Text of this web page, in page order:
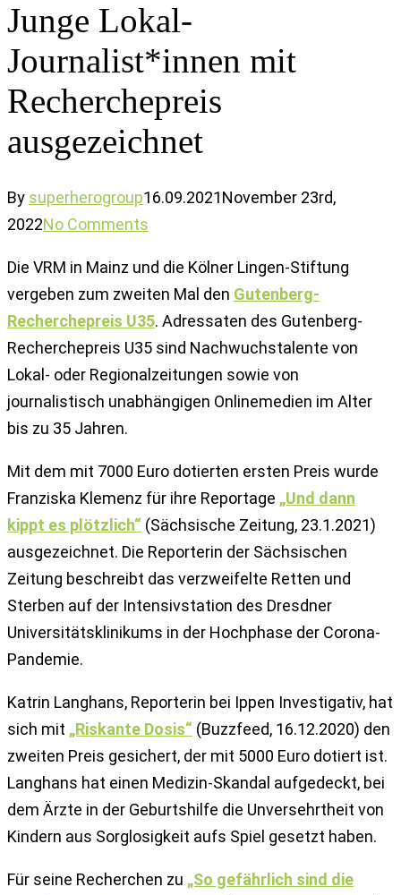
Junge Lokal-
Journalist*innen mit
Recherchepreis
ausgezeichnet
By superherogroup16.09.2021November 23rd,
2022No Comments
Die VRM in Mainz und die Kölner Lingen-Stiftung
vergeben zum zweiten Mal den Gutenberg-
Recherchepreis U35. Adressaten des Gutenberg-
Recherchepreis U35 sind Nachwuchstalente von
Lokal- oder Regionalzeitungen sowie von
journalistisch unabhängigen Onlinemedien im Alter
bis zu 35 Jahren.
Mit dem mit 7000 Euro dotierten ersten Preis wurde
Franziska Klemenz für ihre Reportage „Und dann
kippt es plötzlich“ (Sächsische Zeitung, 23.1.2021)
ausgezeichnet. Die Reporterin der Sächsischen
Zeitung beschreibt das verzweifelte Retten und
Sterben auf der Intensivstation des Dresdner
Universitätsklinikums in der Hochphase der Corona-
Pandemie.
Katrin Langhans, Reporterin bei Ippen Investigativ, hat
sich mit „Riskante Dosis“ (Buzzfeed, 16.12.2020) den
zweiten Preis gesichert, der mit 5000 Euro dotiert ist.
Langhans hat einen Medizin-Skandal aufgedeckt, bei
dem Ärzte in der Geburtshilfe die Unversehrtheit von
Kindern aus Sorglosigkeit aufs Spiel gesetzt haben.
Für seine Recherchen zu „So gefährlich sind die